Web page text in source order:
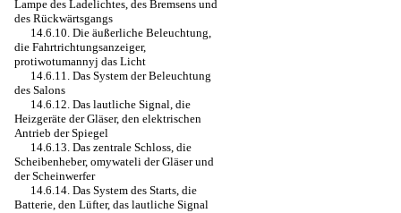
Lampe des Ladelichtes, des Bremsens und
des Rückwärtsgangs
14.6.10. Die äußerliche Beleuchtung,
die Fahrtrichtungsanzeiger,
protiwotumannyj das Licht
14.6.11. Das System der Beleuchtung
des Salons
14.6.12. Das lautliche Signal, die
Heizgeräte der Gläser, den elektrischen
Antrieb der Spiegel
14.6.13. Das zentrale Schloss, die
Scheibenheber, omywateli der Gläser und
der Scheinwerfer
14.6.14. Das System des Starts, die
Batterie, den Lüfter, das lautliche Signal